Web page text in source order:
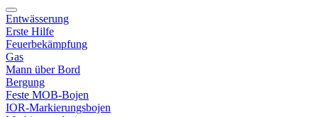
Entwässerung
Erste Hilfe
Feuerbekämpfung
Gas
Mann über Bord
Bergung
Feste MOB-Bojen
IOR-Markierungsbojen